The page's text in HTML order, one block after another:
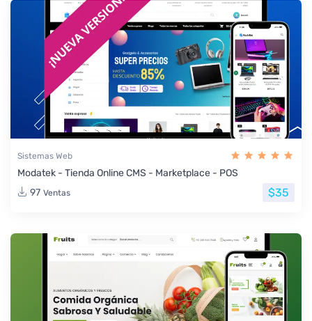
Sistemas Web
Modatek - Tienda Online CMS - Marketplace - POS
97 Ventas $35